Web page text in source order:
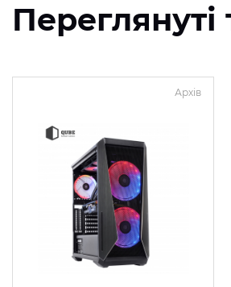
Переглянуті
Архів